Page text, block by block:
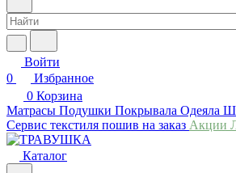
Войти
0
Избранное
0 Корзина
Матрасы Подушки Покрывала Одеяла
Сервис текстиля пошив на заказ Акции
Каталог